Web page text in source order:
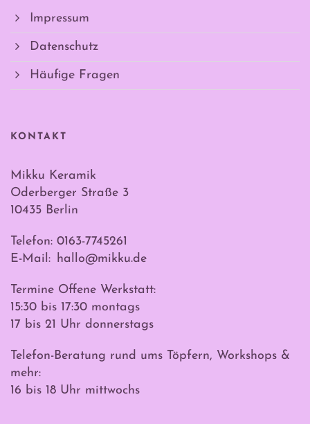
Impressum
Datenschutz
Häufige Fragen
KONTAKT
Mikku Keramik
Oderberger Straße 3
10435 Berlin
Telefon: 0163-7745261
E-Mail: hallo@mikku.de
Termine Offene Werkstatt:
15:30 bis 17:30 montags
17 bis 21 Uhr donnerstags
Telefon-Beratung rund ums Töpfern, Workshops &
mehr:
16 bis 18 Uhr mittwochs